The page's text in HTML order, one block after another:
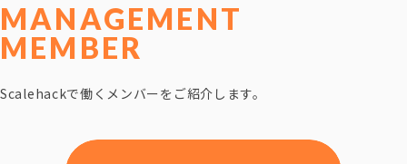
MANAGEMENT
MEMBER
Scalehackで働くメンバーをご紹介します。